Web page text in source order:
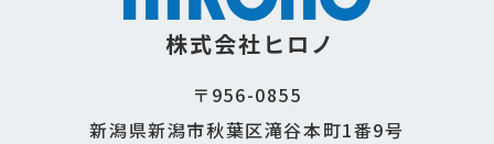
株式会社ヒロノ
〒956-0855
新潟県新潟市秋葉区滝谷本町1番9号